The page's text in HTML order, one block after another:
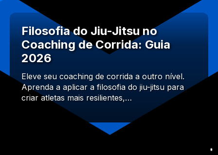
Filosofia do Jiu-Jitsu no
Coaching de Corrida: Guia
2026
Eleve seu coaching de corrida a outro nível.
Aprenda a aplicar a filosofia do jiu-jitsu para
criar atletas mais resilientes,…